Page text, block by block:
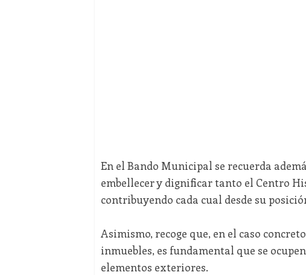
En el Bando Municipal se recuerda
embellecer y dignificar tanto el Centro
contribuyendo cada cual desde su
Asimismo, recoge que, en el caso
inmuebles, es fundamental que se
elementos exteriores.